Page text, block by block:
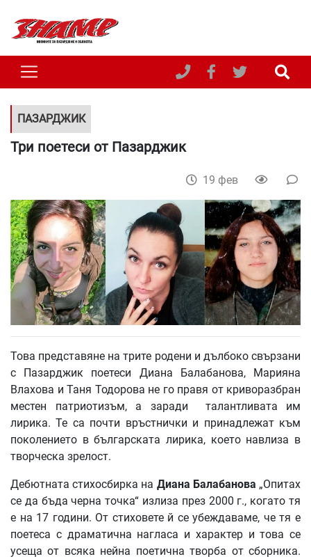
ПАЗАРДЖИК
Три поетеси от Пазарджик
19 фев
Това представяне на трите родени и дълбоко свързани
с Пазарджик поетеси Диана Балабанова, Марияна
Влахова и Таня Тодорова не го правя от криворазбран
местен патриотизъм, а заради талантливата им
лирика. Те са почти връстнички и принадлежат към
поколението в българската лирика, което навлиза в
творческа зрелост.
Дебютната стихосбирка на Диана Балабанова „Опитах
се да бъда черна точка“ излиза през 2000 г., когато тя
е на 17 години. От стиховете й се убеждаваме, че тя е
поетеса с драматична нагласа и характер и това се
усеща от всяка нейна поетична творба от сборника.